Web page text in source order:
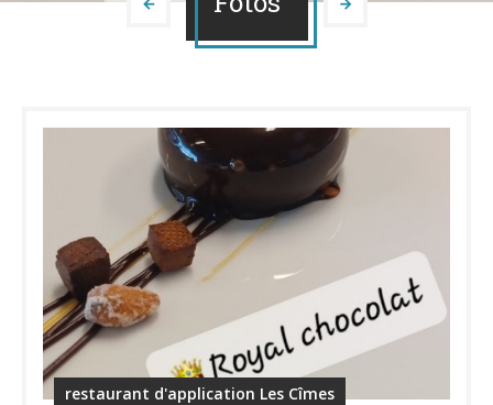
restaurant d'application Les Cîmes